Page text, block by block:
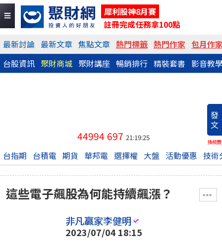
犀利股神8月賽
註冊完成任務拿100點
最新討論 最新文章 焦點文章 熱門標籤 熱門作家 包月作
台股資訊 聚財商城 聚財講座 暢銷排行 精裝套書 影音教
發
文
換稿費
44994 697 21:19:25
台指期 台積電 期貨 華邦電 選擇權 大盤 活動優惠 技術
這些電子飆股為何能持續飆漲？
非凡贏家李健明
2023/07/04 18:15